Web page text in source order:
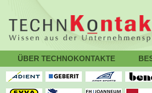
ÜBER TECHNOKONTAKTE